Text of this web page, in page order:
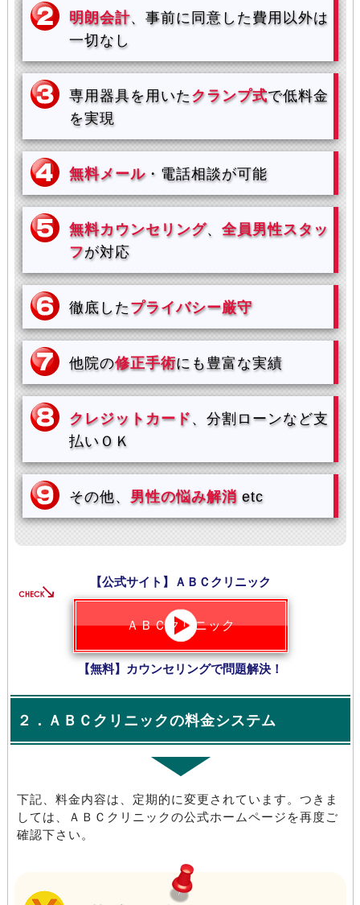
明朗会計、事前に同意した費用以外は
一切なし
専用器具を用いた クランプ式で低料金
を実現
無料メール・電話相談が可能
無料カウンセリング、 全員男性スタッ
フが対応
徹底した プライバシー厳守
他院の修正手術にも豊富な実績
クレジットカード、分割ローンなど支
払いＯＫ
その他、 男性の悩み解消 etc
【公式サイト】ＡＢＣクリニック
ＡＢＣクリニック
【無料】カウンセリングで問題解決！
２．ＡＢＣクリニックの料金システム
下記、料金内容は、定期的に変更されています。つきま
しては、ＡＢＣクリニックの公式ホームページを再度ご
確認下さい。